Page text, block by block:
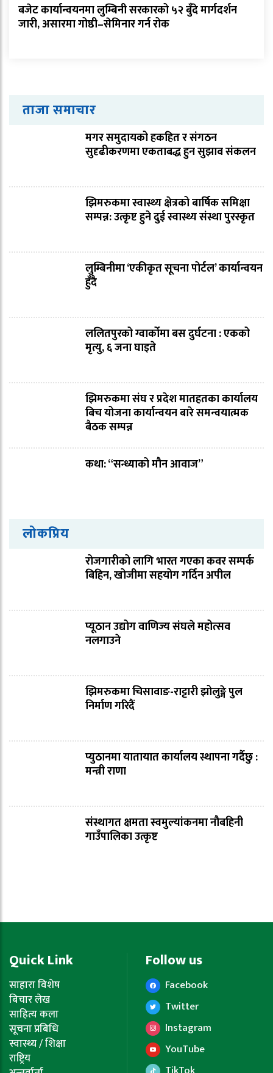
बजेट कार्यान्वयनमा लुम्बिनी सरकारको ५२ बुँदे मार्गदर्शन
जारी, असारमा गोष्ठी–सेमिनार गर्न रोक
ताजा समाचार
मगर समुदायको हकहित र संगठन
सुदृढीकरणमा एकताबद्ध हुन सुझाव संकलन
झिमरुकमा स्वास्थ्य क्षेत्रको बार्षिक समिक्षा
सम्पन्न: उत्कृष्ट हुने दुई स्वास्थ्य संस्था पुरस्कृत
लुम्बिनीमा ‘एकीकृत सूचना पोर्टल’ कार्यान्वयन
हुँदै
ललितपुरको ग्वार्कोमा बस दुर्घटना : एकको
मृत्यु, ६ जना घाइते
झिमरुकमा संघ र प्रदेश मातहतका कार्यालय
बिच योजना कार्यान्वयन बारे समन्वयात्मक
बैठक सम्पन्न
कथा: “सन्ध्याको मौन आवाज”
लोकप्रिय
रोजगारीको लागि भारत गएका कवर सम्पर्क
बिहिन, खोजीमा सहयोग गर्दिन अपील
प्यूठान उद्योग वाणिज्य संघले महोत्सव
नलगाउने
झिमरुकमा चिसावाङ-राट्टारी झोलुङ्गे पुल
निर्माण गरिदैं
प्युठानमा यातायात कार्यालय स्थापना गर्दैछु :
मन्त्री राणा
संस्थागत क्षमता स्वमुल्यांकनमा नौबहिनी
गाउँपालिका उत्कृष्ट
Quick Link
साहारा विशेष
बिचार लेख
साहित्य कला
सूचना प्रबिधि
स्वास्थ्य / शिक्षा
राष्ट्रिय
Follow us
Facebook
Twitter
Instagram
YouTube